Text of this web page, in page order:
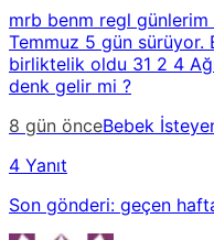
mrb benm regl günlerim
Temmuz 5 gün sürüyor.
birliktelik oldu 31 2 4
denk gelir mi ?
8 gün önceBebek
4 Yanıt
Son gönderi: geçen